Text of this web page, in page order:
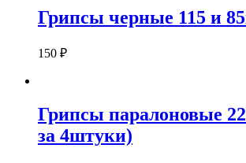
Грипсы черные 115 и
150 ₽
Грипсы паралоновые
за 4штуки)